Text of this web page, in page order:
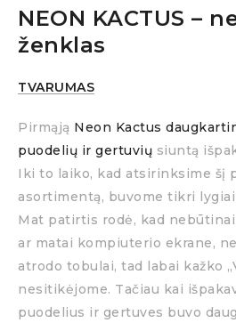
NEON KACTUS –
ženklas
TVARUMAS
Pirmąją Neon Kactus
puodelių ir gertuvių siuntą
Iki to laiko, kad atsirinksime šį
asortimentą, buvome tikri lygiai
Mat patirtis rodė, kad
ar matai kompiuterio ekrane,
atrodo tobulai, tad labai kažko
nesitikėjome. Tačiau kai
puodelius ir gertuves buvo